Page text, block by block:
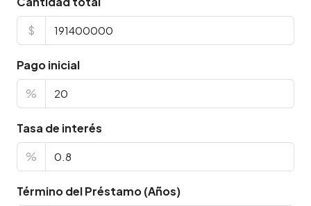
$
Pago inicial
%
Tasa de interés
%
Término del Préstamo (Años)